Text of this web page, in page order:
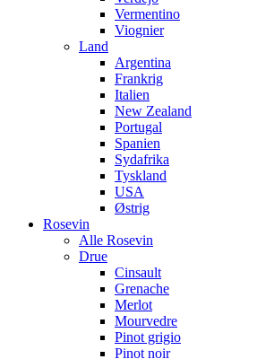
Vermentino
Viognier
Land
Argentina
Frankrig
Italien
New Zealand
Portugal
Spanien
Sydafrika
Tyskland
USA
Østrig
Rosevin
Alle Rosevin
Drue
Cinsault
Grenache
Merlot
Mourvedre
Pinot grigio
Pinot noir